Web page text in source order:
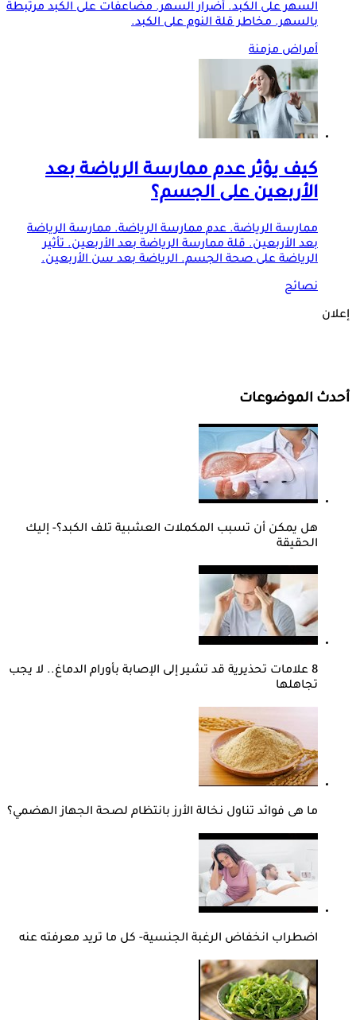
السهر على الكبد. أضرار السهر. مضاعفات على الكبد مرتبطة
بالسهر. مخاطر قلة النوم على الكبد.
أمراض مزمنة
كيف يؤثر عدم ممارسة الرياضة بعد
الأربعين على الجسم؟
ممارسة الرياضة. عدم ممارسة الرياضة. ممارسة الرياضة
بعد الأربعين. قلة ممارسة الرياضة بعد الأربعين. تأثير
الرياضة على صحة الجسم. الرياضة بعد سن الأربعين.
نصائح
إعلان
أحدث الموضوعات
هل يمكن أن تسبب المكملات العشبية تلف الكبد؟- إليك
الحقيقة
8 علامات تحذيرية قد تشير إلى الإصابة بأورام الدماغ.. لا يجب
تجاهلها
ما هى فوائد تناول نخالة الأرز بانتظام لصحة الجهاز الهضمي؟
اضطراب انخفاض الرغبة الجنسية- كل ما تريد معرفته عنه